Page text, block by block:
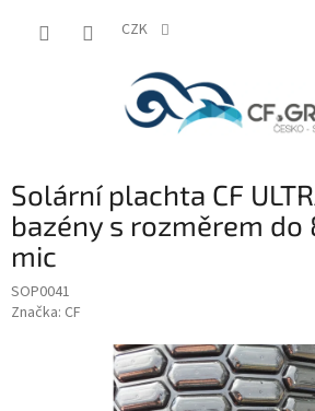
CZK
Solární plachta CF
bazény s rozměrem do
mic
SOP0041
Značka: CF